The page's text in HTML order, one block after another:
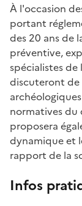
À l'occasion
portant
des 20 ans de
préventive,
spécialistes
discuteront de
normatives du
proposera
dynamique et
rapport de la
Infos